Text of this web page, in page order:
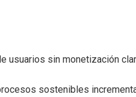
usuarios sin monetización
sostenibles